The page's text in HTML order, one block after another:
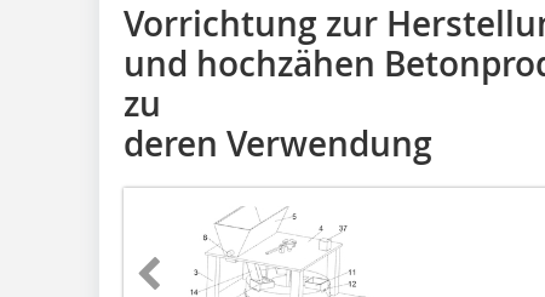
Vorrichtung zur
und hochzähen
zu
deren Verwendung